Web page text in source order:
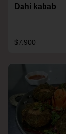
Dahi kabab
$7.900